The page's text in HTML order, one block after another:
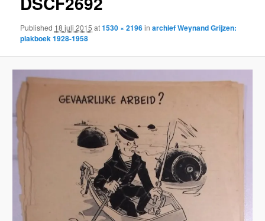
Published 18 juli 2015 at1530 × 2196inarchief Weynand Grijzen:
plakboek 1928-1958